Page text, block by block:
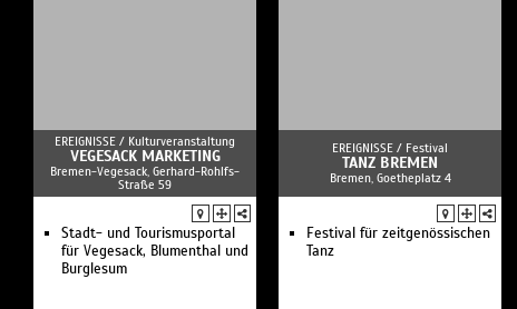
EREIGNISSE / Kulturveranstaltung
VEGESACK MARKETING
Bremen-Vegesack, Gerhard-Rohlfs-
Straße 59
Stadt- und Tourismusportal
für Vegesack, Blumenthal und
Burglesum
EREIGNISSE / Festival
TANZ BREMEN
Bremen, Goetheplatz 4
Festival für zeitgenössischen
Tanz